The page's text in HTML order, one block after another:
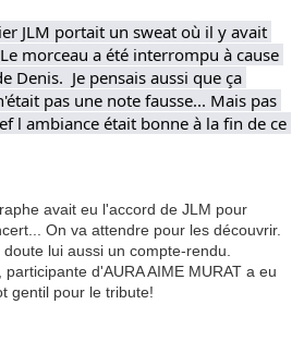
JLM portait un sweat où il y avait
morceau a été interrompu à cause
Denis. Je pensais aussi que ça
pas une note fausse... Mais pas
l ambiance était bonne à la fin de ce
avait eu l'accord de JLM pour
On va attendre pour les découvrir.
lui aussi un compte-rendu.
d'AURA AIME MURAT a eu
gentil pour le tribute!